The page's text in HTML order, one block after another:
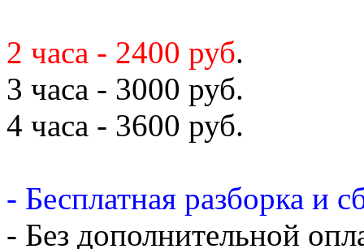
2 часа - 2400 руб.
3 часа - 3000 руб.
4 часа - 3600 руб.
- Бесплатная разборка и
- Без дополнительной